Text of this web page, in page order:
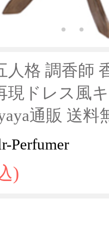
人格 調香師
現ドレス風
通販 送料
Perfumer
)